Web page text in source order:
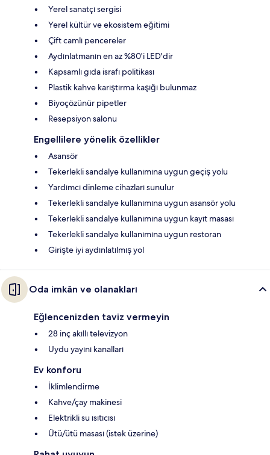
Yerel sanatçı sergisi
Yerel kültür ve ekosistem eğitimi
Çift camlı pencereler
Aydınlatmanın en az %80'i LED'dir
Kapsamlı gıda israfı politikası
Plastik kahve karıştırma kaşığı bulunmaz
Biyoçözünür pipetler
Resepsiyon salonu
Engellilere yönelik özellikler
Asansör
Tekerlekli sandalye kullanımına uygun geçiş yolu
Yardımcı dinleme cihazları sunulur
Tekerlekli sandalye kullanımına uygun asansör yolu
Tekerlekli sandalye kullanımına uygun kayıt masası
Tekerlekli sandalye kullanımına uygun restoran
Girişte iyi aydınlatılmış yol
Oda imkân ve olanakları
Eğlencenizden taviz vermeyin
28 inç akıllı televizyon
Uydu yayını kanalları
Ev konforu
İklimlendirme
Kahve/çay makinesi
Elektrikli su ısıtıcısı
Ütü/ütü masası (istek üzerine)